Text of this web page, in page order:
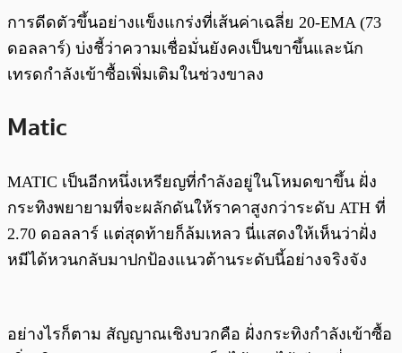
การดีดตัวขึ้นอย่างแข็งแกร่งที่เส้นค่าเฉลี่ย 20-EMA (73
ดอลลาร์) บ่งชี้ว่าความเชื่อมั่นยังคงเป็นขาขึ้นและนัก
เทรดกำลังเข้าซื้อเพิ่มเติมในช่วงขาลง
Matic
MATIC เป็นอีกหนึ่งเหรียญที่กำลังอยู่ในโหมดขาขึ้น ฝั่ง
กระทิงพยายามที่จะผลักดันให้ราคาสูงกว่าระดับ ATH ที่
2.70 ดอลลาร์ แต่สุดท้ายก็ล้มเหลว นี่แสดงให้เห็นว่าฝั่ง
หมีได้หวนกลับมาปกป้องแนวต้านระดับนี้อย่างจริงจัง
อย่างไรก็ตาม สัญญาณเชิงบวกคือ ฝั่งกระทิงกำลังเข้าซื้อ